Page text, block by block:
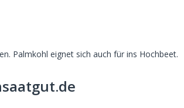
Palmkohl eignet sich auch für ins Hochbeet.